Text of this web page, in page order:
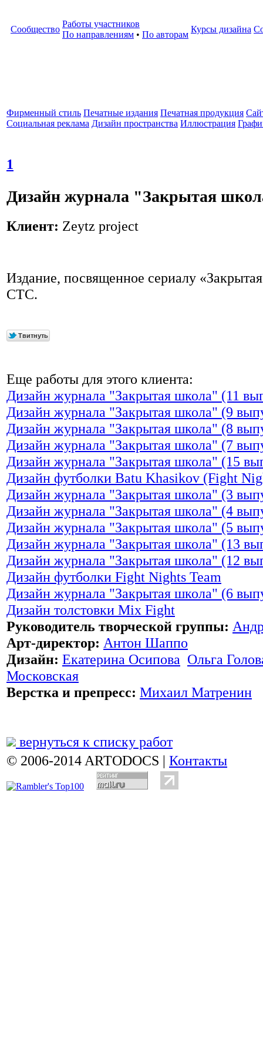
Сообщество
Работы участников
По направлениям • По авторам
Курсы дизайна
Фирменный стиль Печатные издания Печатная продукция
Социальная реклама Дизайн пространства Иллюстрация
1
Дизайн журнала "Закрытая
Клиент: Zeytz project
Издание, посвященное сериалу
СТС.
Еще работы для этого клиента:
Дизайн журнала "Закрытая школа" (11
Дизайн журнала "Закрытая школа" (9
Дизайн журнала "Закрытая школа" (8
Дизайн журнала "Закрытая школа" (7
Дизайн журнала "Закрытая школа" (15
Дизайн футболки Batu Khasikov (Fight
Дизайн журнала "Закрытая школа" (3
Дизайн журнала "Закрытая школа" (4
Дизайн журнала "Закрытая школа" (5
Дизайн журнала "Закрытая школа" (13
Дизайн журнала "Закрытая школа" (12
Дизайн футболки Fight Nights Team
Дизайн журнала "Закрытая школа" (6
Дизайн толстовки Mix Fight
Руководитель творческой группы:
Арт-директор: Антон Шаппо
Дизайн: Екатерина Осипова Ольга
Московская
Верстка и препресс: Михаил Матренин
вернуться к списку работ
© 2006-2014 ARTODOCS | Контакты